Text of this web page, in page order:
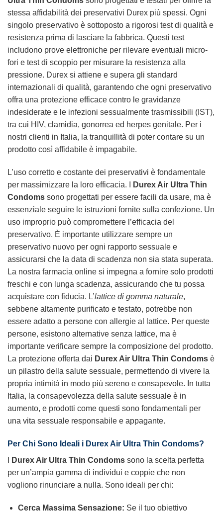
stessa affidabilità dei preservativi Durex più spessi. Ogni
singolo preservativo è sottoposto a rigorosi test di qualità e
resistenza prima di lasciare la fabbrica. Questi test
includono prove elettroniche per rilevare eventuali micro-
fori e test di scoppio per misurare la resistenza alla
pressione. Durex si attiene e supera gli standard
internazionali di qualità, garantendo che ogni preservativo
offra una protezione efficace contro le gravidanze
indesiderate e le infezioni sessualmente trasmissibili (IST),
tra cui HIV, clamidia, gonorrea ed herpes genitale. Per i
nostri clienti in Italia, la tranquillità di poter contare su un
prodotto così affidabile è impagabile.
L’uso corretto e costante dei preservativi è fondamentale
per massimizzare la loro efficacia. I
Durex Air Ultra Thin
Condoms sono progettati per essere facili da usare, ma è
essenziale seguire le istruzioni fornite sulla confezione. Un
uso improprio può compromettere l’efficacia del
preservativo. È importante utilizzare sempre un
preservativo nuovo per ogni rapporto sessuale e
assicurarsi che la data di scadenza non sia stata superata.
La nostra farmacia online si impegna a fornire solo prodotti
freschi e con lunga scadenza, assicurando che tu possa
acquistare con fiducia. L’lattice di gomma naturale,
sebbene altamente purificato e testato, potrebbe non
essere adatto a persone con allergie al lattice. Per queste
persone, esistono alternative senza lattice, ma è
importante verificare sempre la composizione del prodotto.
La protezione offerta dai Durex Air Ultra Thin Condoms è
un pilastro della salute sessuale, permettendo di vivere la
propria intimità in modo più sereno e consapevole. In tutta
Italia, la consapevolezza della salute sessuale è in
aumento, e prodotti come questi sono fondamentali per
una vita sessuale responsabile e appagante.
Per Chi Sono Ideali i Durex Air Ultra Thin Condoms?
Durex Air Ultra Thin Condoms sono la scelta perfetta
per un’ampia gamma di individui e coppie che non
vogliono rinunciare a nulla. Sono ideali per chi:
Cerca Massima Sensazione: Se il tuo obiettivo